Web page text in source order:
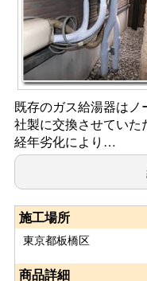
既存のガス給湯器はノ
社製に交換させていた
経年劣化により…
施工場所
東京都板橋区
商品詳細